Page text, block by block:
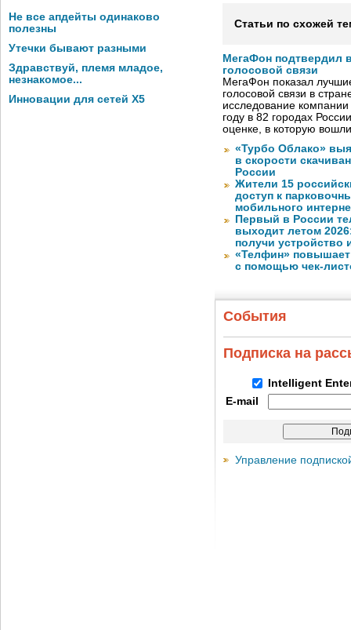
Не все апдейты одинаково
полезны
Утечки бывают разными
Здравствуй, племя младое,
незнакомое...
Инновации для сетей X5
Статьи по схожей
МегаФон подтвердил
голосовой связи
МегаФон показал
голосовой связи в
исследование
году в 82 городах
оценке, в которую
«Турбо Облако»
в скорости
России
Жители 15
доступ к
мобильного
Первый в России
выходит летом
получи устройство
«Телфин» повышает
с помощью чек-
События
Подписка на
Intelligent
E-mail
Управление